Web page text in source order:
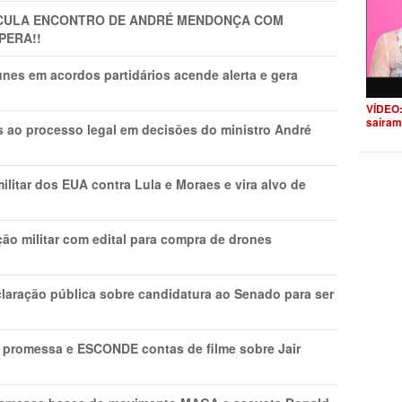
ENCONTRO DE ANDRÉ MENDONÇA COM
em acordos partidários acende alerta e gera
ao processo legal em decisões do ministro André
dos EUA contra Lula e Moraes e vira alvo de
militar com edital para compra de drones
pública sobre candidatura ao Senado para ser
e ESCONDE contas de filme sobre Jair